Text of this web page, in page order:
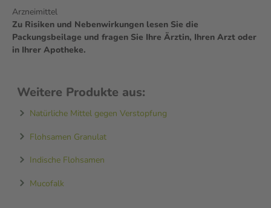
Arzneimittel
Zu Risiken und Nebenwirkungen lesen Sie die
Packungsbeilage und fragen Sie Ihre Ärztin, Ihren Arzt oder
in Ihrer Apotheke.
Weitere Produkte aus:
Natürliche Mittel gegen Verstopfung
Flohsamen Granulat
Indische Flohsamen
Mucofalk